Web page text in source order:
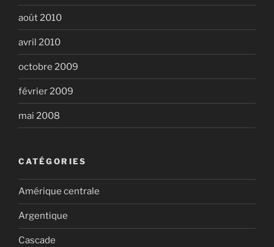
août 2010
avril 2010
octobre 2009
février 2009
mai 2008
CATÉGORIES
Amérique centrale
Argentique
Cascade